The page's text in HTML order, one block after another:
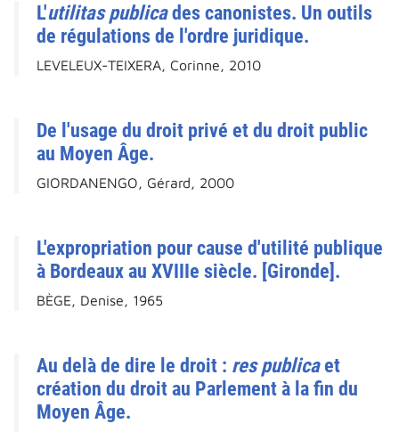
L'utilitas publicades canonistes. Un outils
de régulations de l'ordre juridique.
LEVELEUX-TEIXERA, Corinne, 2010
De l'usage du droit privé et du droit public
au Moyen Âge.
GIORDANENGO, Gérard, 2000
L'expropriation pour cause d'utilité publique
à Bordeaux au XVIIIe siècle. [Gironde].
BÈGE, Denise, 1965
Au delà de dire le droit : res publicaet
création du droit au Parlement à la fin du
Moyen Âge.